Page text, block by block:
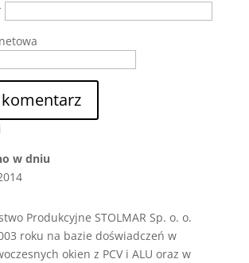
w dniu
Produkcyjne STOLMAR Sp. o. o.
roku na bazie doświadczeń w
okien z PCV i ALU oraz w